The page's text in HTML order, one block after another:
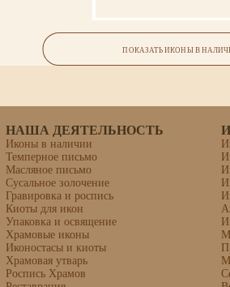
Икона «Рафаил
ПОКАЗАТЬ ИКОНЫ В
НАША ДЕЯТЕЛЬНОСТЬ
Иконы в наличии
Темперное письмо
Масляное письмо
Сусальное золочение
Гравировка и роспись
Киоты для икон
Упаковка и освящение
Храмовые иконы
Иконостасы и киоты
Храмовая утварь
Роспись Храмов